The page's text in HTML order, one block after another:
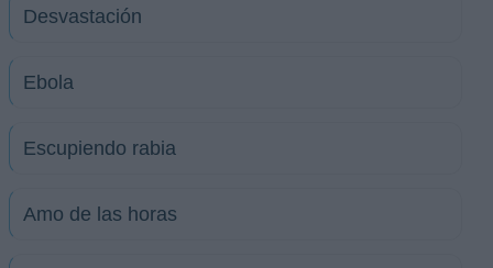
Desvastación
Ebola
Escupiendo rabia
Amo de las horas